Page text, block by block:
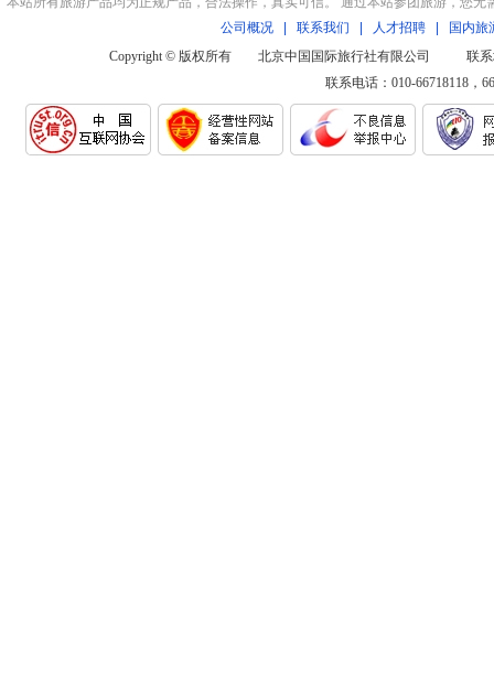
公司概况
联系我们 人才招聘
国内旅
Copyright © 版权所有 北京中国国际旅行社有限公司 联系
联系电话：010-66718118